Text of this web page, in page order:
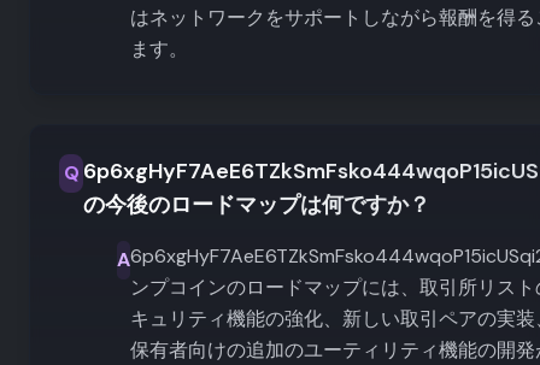
はネットワークをサポートしながら報酬を得
ます。
Q
の今後のロードマップは何ですか？
A
ンプコインのロードマップには、取引所リス
キュリティ機能の強化、新しい取引ペアの実
保有者向けの追加のユーティリティ機能の開